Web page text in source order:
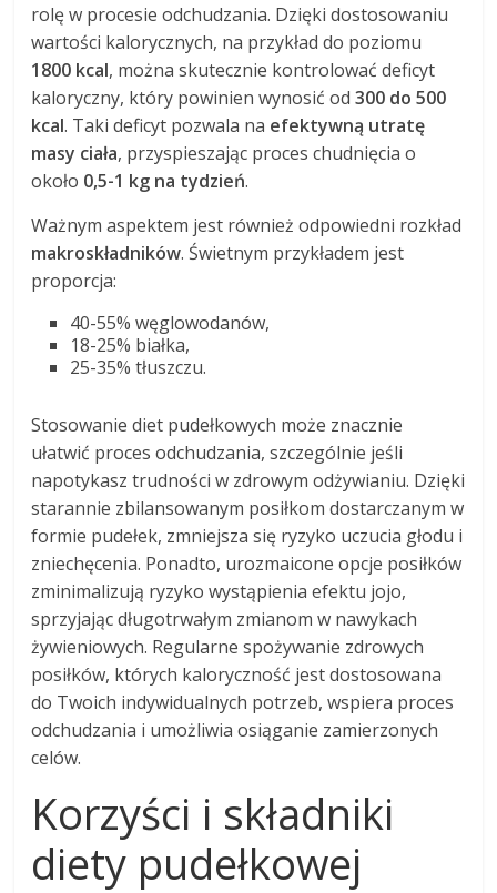
rolę w procesie odchudzania. Dzięki dostosowaniu
wartości kalorycznych, na przykład do poziomu
1800 kcal, można skutecznie kontrolować deficyt
kaloryczny, który powinien wynosić od300 do 500
kcal. Taki deficyt pozwala na efektywną utratę
masy ciała, przyspieszając proces chudnięcia o
około 0,5-1 kg na tydzień.
Ważnym aspektem jest również odpowiedni rozkład
makroskładników. Świetnym przykładem jest
proporcja:
40-55% węglowodanów,
18-25% białka,
25-35% tłuszczu.
Stosowanie diet pudełkowych może znacznie
ułatwić proces odchudzania, szczególnie jeśli
napotykasz trudności w zdrowym odżywianiu. Dzięki
starannie zbilansowanym posiłkom dostarczanym w
formie pudełek, zmniejsza się ryzyko uczucia głodu i
zniechęcenia. Ponadto, urozmaicone opcje posiłków
zminimalizują ryzyko wystąpienia efektu jojo,
sprzyjając długotrwałym zmianom w nawykach
żywieniowych. Regularne spożywanie zdrowych
posiłków, których kaloryczność jest dostosowana
do Twoich indywidualnych potrzeb, wspiera proces
odchudzania i umożliwia osiąganie zamierzonych
celów.
Korzyści i składniki
diety pudełkowej